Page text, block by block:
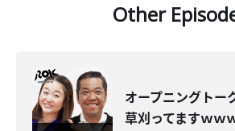
Other
オープニングトー
草刈ってますｗｗｗ